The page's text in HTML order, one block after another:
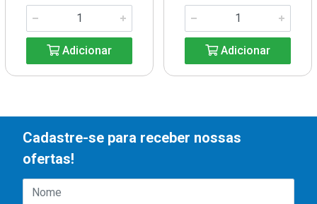
Adicionar Adicionar
Cadastre-se para receber nossas
ofertas!